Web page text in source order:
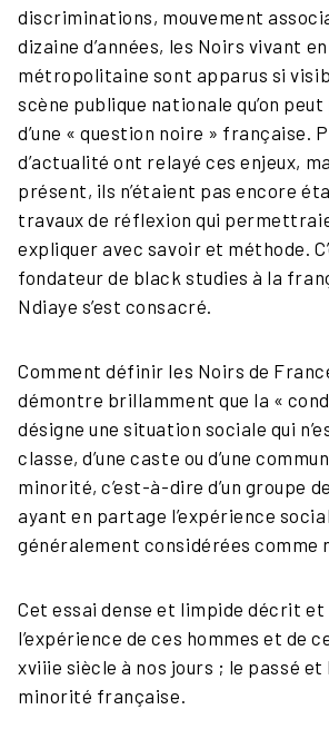
discriminations, mouvement
dizaine d’années, les Noirs vivant
métropolitaine sont apparus si
scène publique nationale qu’on peut
d’une « question noire » française.
d’actualité ont relayé ces enjeux,
présent, ils n’étaient pas encore
travaux de réflexion qui
expliquer avec savoir et méthode.
fondateur de black studies à la
Ndiaye s’est consacré.
Comment définir les Noirs de
démontre brillamment que la «
désigne une situation sociale qui
classe, d’une caste ou d’une
minorité, c’est-à-dire d’un groupe
ayant en partage l’expérience
généralement considérées comme
Cet essai dense et limpide décrit et
l’expérience de ces hommes et de
xviiie siècle à nos jours ; le passé et
minorité française.